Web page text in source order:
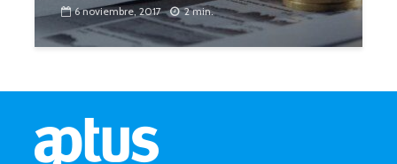
6 noviembre, 2017 2 min.